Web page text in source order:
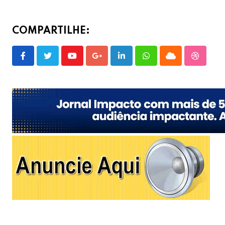
COMPARTILHE:
YoutubeGoogle+LinkedInWhatsappCloud